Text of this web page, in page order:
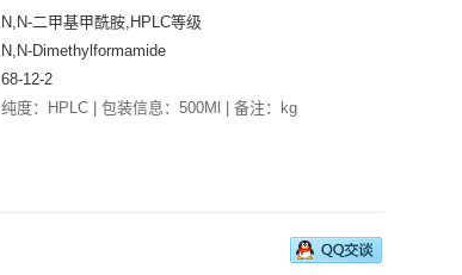
N,N-二甲基甲酰胺,HPLC等级
N,N-Dimethylformamide
68-12-2
纯度：HPLC | 包装信息：500Ml | 备注：kg